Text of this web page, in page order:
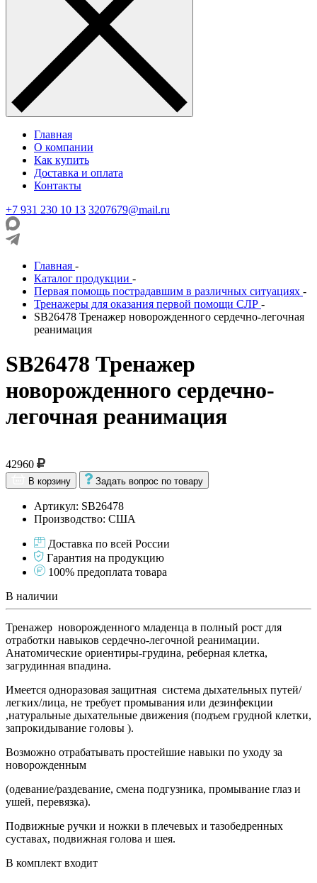
Главная
О компании
Как купить
Доставка и оплата
Контакты
+7 931 230 10 13 3207679@mail.ru
Главная -
Каталог продукции -
Первая помощь пострадавшим в различных ситуациях -
Тренажеры для оказания первой помощи СЛР -
SB26478 Тренажер новорожденного сердечно-легочная
реанимация
SB26478 Тренажер
новорожденного сердечно-
легочная реанимация
42960
В корзину Задать вопрос по товару
Артикул: SB26478
Производство: США
Доставка по всей России
Гарантия на продукцию
100% предоплата товара
В наличии
Тренажер новорожденного младенца в полный рост для
отработки навыков сердечно-легочной реанимации.
Анатомические ориентиры-грудина, реберная клетка,
загрудинная впадина.
Имеется одноразовая защитная система дыхательных путей/
легких/лица, не требует промывания или дезинфекции
,натуральные дыхательные движения (подъем грудной клетки,
запрокидывание головы ).
Возможно отрабатывать простейшие навыки по уходу за
новорожденным
(одевание/раздевание, смена подгузника, промывание глаз и
ушей, перевязка).
Подвижные ручки и ножки в плечевых и тазобедренных
суставах, подвижная голова и шея.
В комплект входит